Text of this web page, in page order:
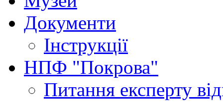
Документи
Інструкції
НПФ "Покрова"
Питання експерту